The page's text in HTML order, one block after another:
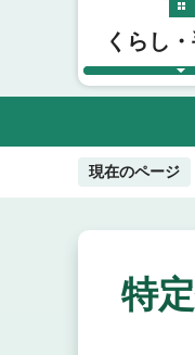
くらし
現在のページ
特